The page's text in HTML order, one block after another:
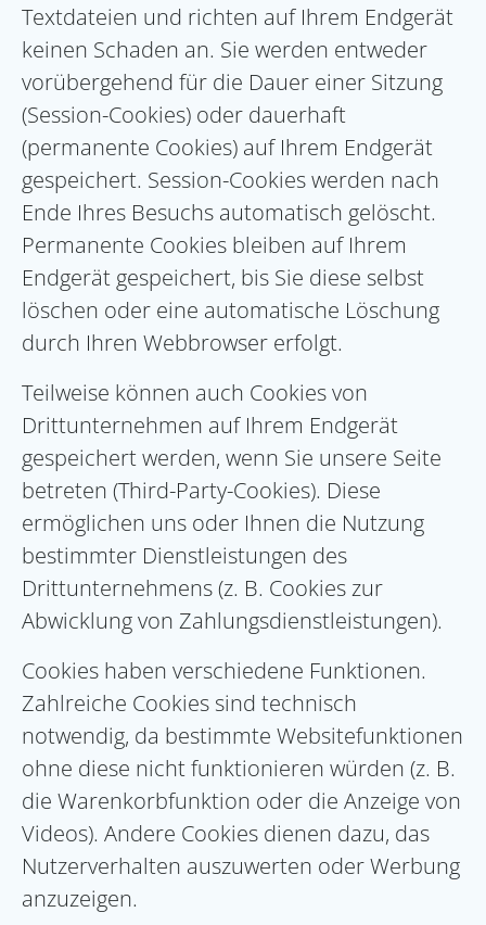
Textdateien und richten auf Ihrem Endgerät
keinen Schaden an. Sie werden entweder
vorübergehend für die Dauer einer Sitzung
(Session-Cookies) oder dauerhaft
(permanente Cookies) auf Ihrem Endgerät
gespeichert. Session-Cookies werden nach
Ende Ihres Besuchs automatisch gelöscht.
Permanente Cookies bleiben auf Ihrem
Endgerät gespeichert, bis Sie diese selbst
löschen oder eine automatische Löschung
durch Ihren Webbrowser erfolgt.
Teilweise können auch Cookies von
Drittunternehmen auf Ihrem Endgerät
gespeichert werden, wenn Sie unsere Seite
betreten (Third-Party-Cookies). Diese
ermöglichen uns oder Ihnen die Nutzung
bestimmter Dienstleistungen des
Drittunternehmens (z. B. Cookies zur
Abwicklung von Zahlungsdienstleistungen).
Cookies haben verschiedene Funktionen.
Zahlreiche Cookies sind technisch
notwendig, da bestimmte Websitefunktionen
ohne diese nicht funktionieren würden (z. B.
die Warenkorbfunktion oder die Anzeige von
Videos). Andere Cookies dienen dazu, das
Nutzerverhalten auszuwerten oder Werbung
anzuzeigen.